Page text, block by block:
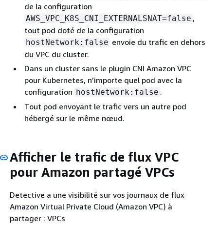
de la configuration
AWS_VPC_K8S_CNI_EXTERNALSNAT=false ,
tout pod doté de la configuration
hostNetwork:false envoie du trafic en dehors
du VPC du cluster.
Dans un cluster sans le plugin CNI Amazon VPC
pour Kubernetes, n’importe quel pod avec la
configuration hostNetwork:false .
Tout pod envoyant le trafic vers un autre pod
hébergé sur le même nœud.
Afficher le trafic de flux VPC
pour Amazon partagé VPCs
Detective a une visibilité sur vos journaux de flux
Amazon Virtual Private Cloud (Amazon VPC) à
partager : VPCs